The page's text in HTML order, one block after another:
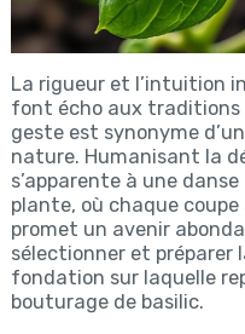
La rigueur et l’intuition
font écho aux traditions
geste est synonyme
nature. Humanisant la
s’apparente à une
plante, où chaque
promet un avenir
sélectionner et préparer
fondation sur laquelle
bouturage de basilic.